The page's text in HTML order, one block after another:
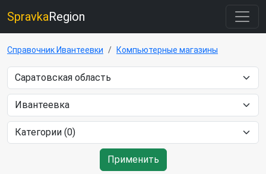
SpravkaRegion
Справочник Ивантеевки Компьютерные магазины
Применить